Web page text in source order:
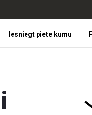
Iesniegt pieteikumu